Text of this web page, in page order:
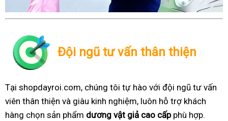
Đội ngũ tư vấn thân thiện
Tại shopdayroi.com, chúng tôi tự hào với đội ngũ tư vấn
viên thân thiện và giàu kinh nghiệm, luôn hỗ trợ khách
hàng chọn sản phẩm dương vật giả cao cấpphù hợp.